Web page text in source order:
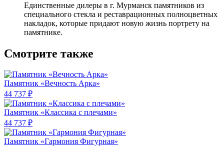
Единственные дилеры в г. Мурманск памятников из
специального стекла и реставрационных полноцветных
накладок, которые придают новую жизнь портрету на
памятнике.
Смотрите также
Памятник «Вечность Арка»
44 737 ₽
Памятник «Классика c плечами»
44 737 ₽
Памятник «Гармония Фигурная»